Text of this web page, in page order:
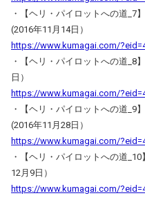
・【ヘリ・パイロットへの道_7
(2016年11月14日）
https://www.kumagai.com/
・【ヘリ・パイロットへの道_8
日）
https://www.kumagai.com/
・【ヘリ・パイロットへの道_9
(2016年11月28日）
https://www.kumagai.com/
・【ヘリ・パイロットへの道
12月9日）
https://www.kumagai.com/